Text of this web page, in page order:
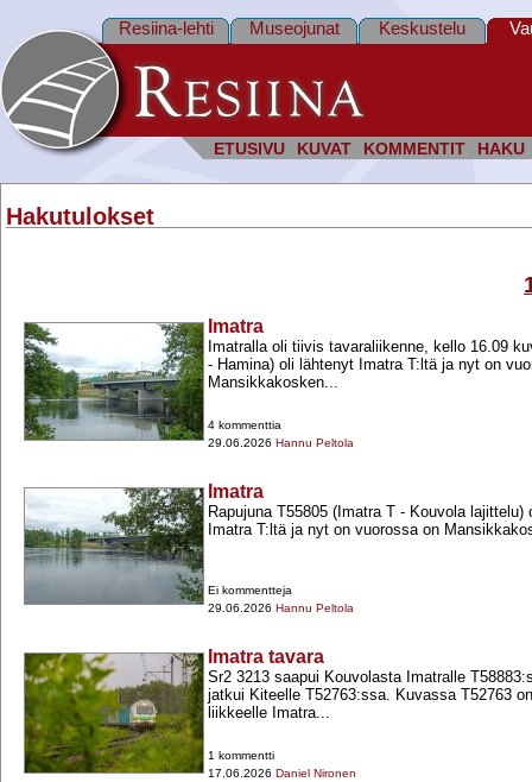
ETUSIVU KUVAT KOMMENTIT HAKU
Resiina-lehti Museojunat Keskustelu
Hakutulokset
Imatra
Imatralla oli tiivis tavaraliikenne, kello 16.09
-​ Hamina) oli lähtenyt Imatra T:ltä ja nyt on
Mansikkakosken...
4 kommenttia
29.06.2026 Hannu Peltola
Imatra
Rapujuna T55805 (Imatra T -​ Kouvola lajittelu)
Imatra T:ltä ja nyt on vuorossa on
Ei kommentteja
29.06.2026 Hannu Peltola
Imatra tavara
Sr2 3213 saapui Kouvolasta Imatralle
jatkui Kiteelle T52763:ssa. Kuvassa T52763
liikkeelle Imatra...
1 kommentti
17.06.2026 Daniel Nironen